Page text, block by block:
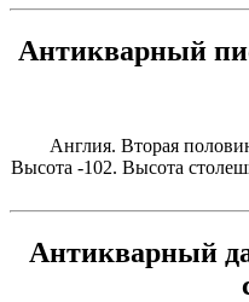
Антикварный
Англия. Вторая
Высота -102. Высота
Антикварный